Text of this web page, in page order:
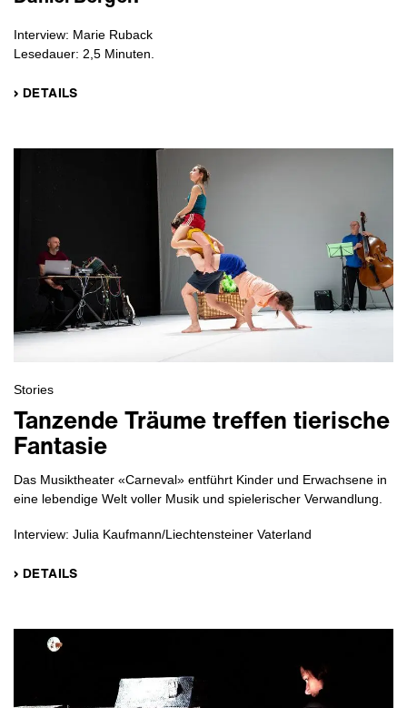
Interview: Marie Ruback
Lesedauer: 2,5 Minuten.
› DETAILS
Stories
Tanzende Träume treffen tierische
Fantasie
Das Musiktheater «Carneval» entführt Kinder und Erwachsene in
eine lebendige Welt voller Musik und spielerischer Verwandlung.
Interview: Julia Kaufmann/Liechtensteiner Vaterland
› DETAILS